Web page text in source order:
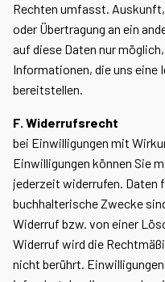
Rechten umfasst.
oder Übertragung an ein
auf diese Daten nur
Informationen, die uns eine
bereitstellen.
F. Widerrufsrecht
bei Einwilligungen mit
Einwilligungen können Sie
jederzeit widerrufen. Daten
buchhalterische Zwecke
Widerruf bzw. von einer
Widerruf wird die
nicht berührt.